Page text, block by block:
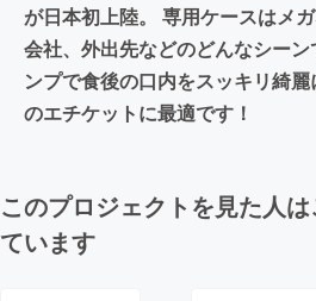
が日本初上陸。 専用ケースはメ
会社、外出先などのどんなシー
ンプで食後の口内をスッキリ綺
のエチケットに最適です！
このプロジェクトを見た人
ています